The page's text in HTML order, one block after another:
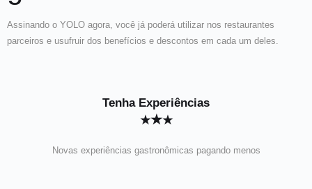
Assinando o YOLO agora, você já poderá utilizar nos restaurantes
parceiros e usufruir dos benefícios e descontos em cada um deles.
Tenha Experiências
★★★
Novas experiências gastronômicas pagando menos